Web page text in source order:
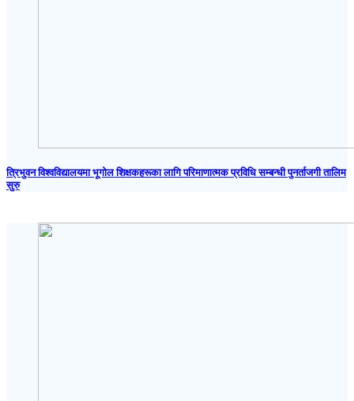
त्रिभुवन विश्वविद्यालयमा भूगोल शिक्षकहरूका लागि परिमाणात्मक प्रविधि सम्बन्धी पुनर्ताजगी तालिम
सुरु